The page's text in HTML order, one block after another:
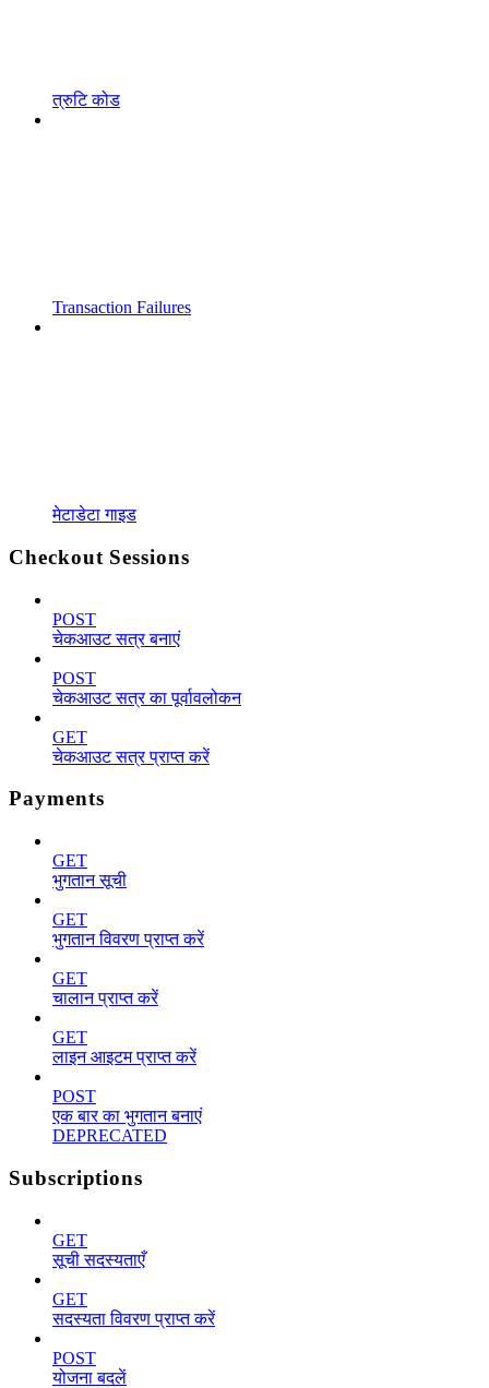
त्रुटि कोड
Transaction Failures
मेटाडेटा गाइड
Checkout Sessions
POST
चेकआउट सत्र बनाएं
POST
चेकआउट सत्र का पूर्वावलोकन
GET
चेकआउट सत्र प्राप्त करें
Payments
GET
भुगतान सूची
GET
भुगतान विवरण प्राप्त करें
GET
चालान प्राप्त करें
GET
लाइन आइटम प्राप्त करें
POST
एक बार का भुगतान बनाएं
DEPRECATED
Subscriptions
GET
सूची सदस्यताएँ
GET
सदस्यता विवरण प्राप्त करें
POST
योजना बदलें